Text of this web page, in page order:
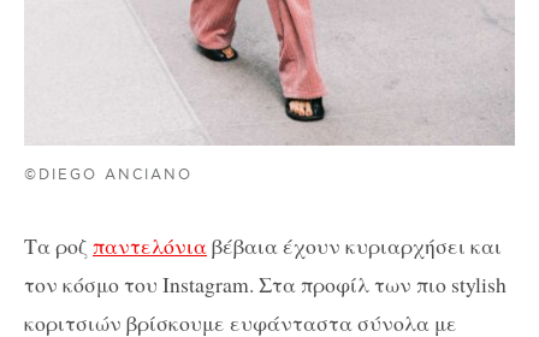
©DIEGO ANCIANO
Τα ροζ παντελόνιαβέβαια έχουν κυριαρχήσει και
τον κόσμο του Instagram. Στα προφίλ των πιο stylish
κοριτσιών βρίσκουμε ευφάνταστα σύνολα με